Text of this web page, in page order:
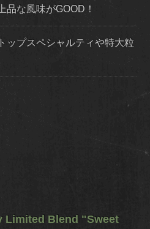
品な風味がGOOD！
ップスペシャルティや特大粒
Limited Blend "Sweet